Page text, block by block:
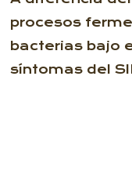
procesos
bacterias bajo
síntomas del